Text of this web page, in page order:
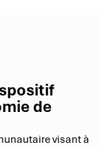
de
visant à